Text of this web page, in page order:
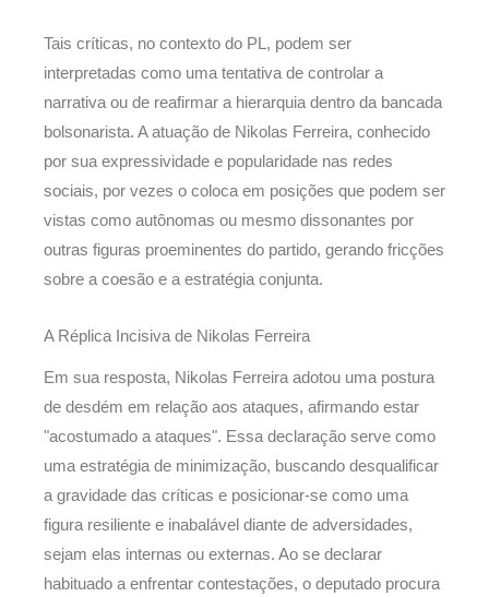
Tais críticas, no contexto do PL, podem ser
interpretadas como uma tentativa de controlar a
narrativa ou de reafirmar a hierarquia dentro da bancada
bolsonarista. A atuação de Nikolas Ferreira, conhecido
por sua expressividade e popularidade nas redes
sociais, por vezes o coloca em posições que podem ser
vistas como autônomas ou mesmo dissonantes por
outras figuras proeminentes do partido, gerando fricções
sobre a coesão e a estratégia conjunta.
A Réplica Incisiva de Nikolas Ferreira
Em sua resposta, Nikolas Ferreira adotou uma postura
de desdém em relação aos ataques, afirmando estar
"acostumado a ataques". Essa declaração serve como
uma estratégia de minimização, buscando desqualificar
a gravidade das críticas e posicionar-se como uma
figura resiliente e inabalável diante de adversidades,
sejam elas internas ou externas. Ao se declarar
habituado a enfrentar contestações, o deputado procura